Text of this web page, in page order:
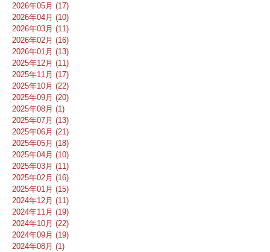
2026年05月 (17)
2026年04月 (10)
2026年03月 (11)
2026年02月 (16)
2026年01月 (13)
2025年12月 (11)
2025年11月 (17)
2025年10月 (22)
2025年09月 (20)
2025年08月 (1)
2025年07月 (13)
2025年06月 (21)
2025年05月 (18)
2025年04月 (10)
2025年03月 (11)
2025年02月 (16)
2025年01月 (15)
2024年12月 (11)
2024年11月 (19)
2024年10月 (22)
2024年09月 (19)
2024年08月 (1)